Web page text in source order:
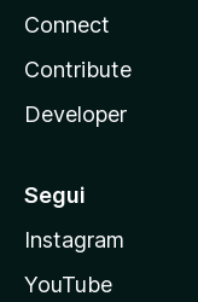
Connect
Contribute
Developer
Segui
Instagram
YouTube